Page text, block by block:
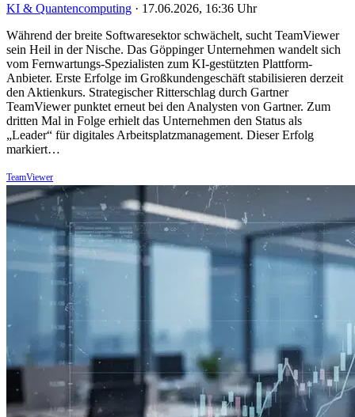
KI & Quantencomputing · 17.06.2026, 16:36 Uhr
Während der breite Softwaresektor schwächelt, sucht TeamViewer
sein Heil in der Nische. Das Göppinger Unternehmen wandelt sich
vom Fernwartungs-Spezialisten zum KI-gestützten Plattform-
Anbieter. Erste Erfolge im Großkundengeschäft stabilisieren derzeit
den Aktienkurs. Strategischer Ritterschlag durch Gartner
TeamViewer punktet erneut bei den Analysten von Gartner. Zum
dritten Mal in Folge erhielt das Unternehmen den Status als
„Leader“ für digitales Arbeitsplatzmanagement. Dieser Erfolg
markiert…
TeamViewer